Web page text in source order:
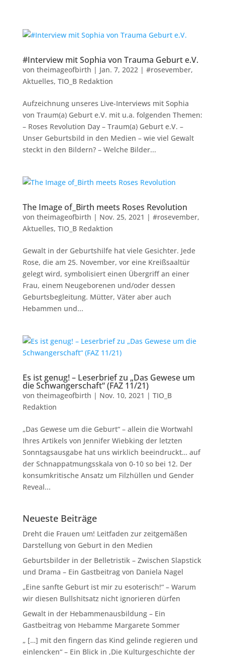
#Interview mit Sophia von Trauma Geburt e.V.
von theimageofbirth | Jan. 7, 2022| #rosevember,
Aktuelles, TIO_B Redaktion
Aufzeichnung unseres Live-Interviews mit Sophia
von Traum(a) Geburt e.V. mit u.a. folgenden Themen:
– Roses Revolution Day – Traum(a) Geburt e.V. –
Unser Geburtsbild in den Medien – wie viel Gewalt
steckt in den Bildern? – Welche Bilder...
The Image of_Birth meets Roses Revolution
von theimageofbirth | Nov. 25, 2021 | #rosevember,
Aktuelles, TIO_B Redaktion
Gewalt in der Geburtshilfe hat viele Gesichter. Jede
Rose, die am 25. November, vor eine Kreißsaaltür
gelegt wird, symbolisiert einen Übergriff an einer
Frau, einem Neugeborenen und/oder dessen
Geburtsbegleitung. Mütter, Väter aber auch
Hebammen und...
Es ist genug! – Leserbrief zu „Das Gewese um
die Schwangerschaft“ (FAZ 11/21)
von theimageofbirth | Nov. 10, 2021 | TIO_B
Redaktion
„Das Gewese um die Geburt“ – allein die Wortwahl
Ihres Artikels von Jennifer Wiebking der letzten
Sonntagsausgabe hat uns wirklich beeindruckt… auf
der Schnappatmungsskala von 0-10 so bei 12. Der
konsumkritische Ansatz um Filzhüllen und Gender
Reveal...
Neueste Beiträge
Dreht die Frauen um! Leitfaden zur zeitgemäßen
Darstellung von Geburt in den Medien
Geburtsbilder in der Belletristik – Zwischen Slapstick
und Drama – Ein Gastbeitrag von Daniela Nagel
„Eine sanfte Geburt ist mir zu esoterisch!“ – Warum
wir diesen Bullshitsatz nicht ignorieren dürfen
Gewalt in der Hebammenausbildung – Ein
Gastbeitrag von Hebamme Margarete Sommer
„ […] mit den fingern das Kind gelinde regieren und
einlencken“ – Ein Blick in ‚Die Kulturgeschichte der